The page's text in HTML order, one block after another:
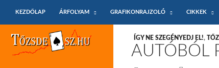
KEZDŐLAP
ÁRFOLYAM GRAFIKONRAJZOLÓ CIKKEK
ÍGY NE SZEGÉNYEDJ EL!,
AUTÓBÓL
Tőzsdeász.hu – árfolyamok és árfolyam
grafikonok